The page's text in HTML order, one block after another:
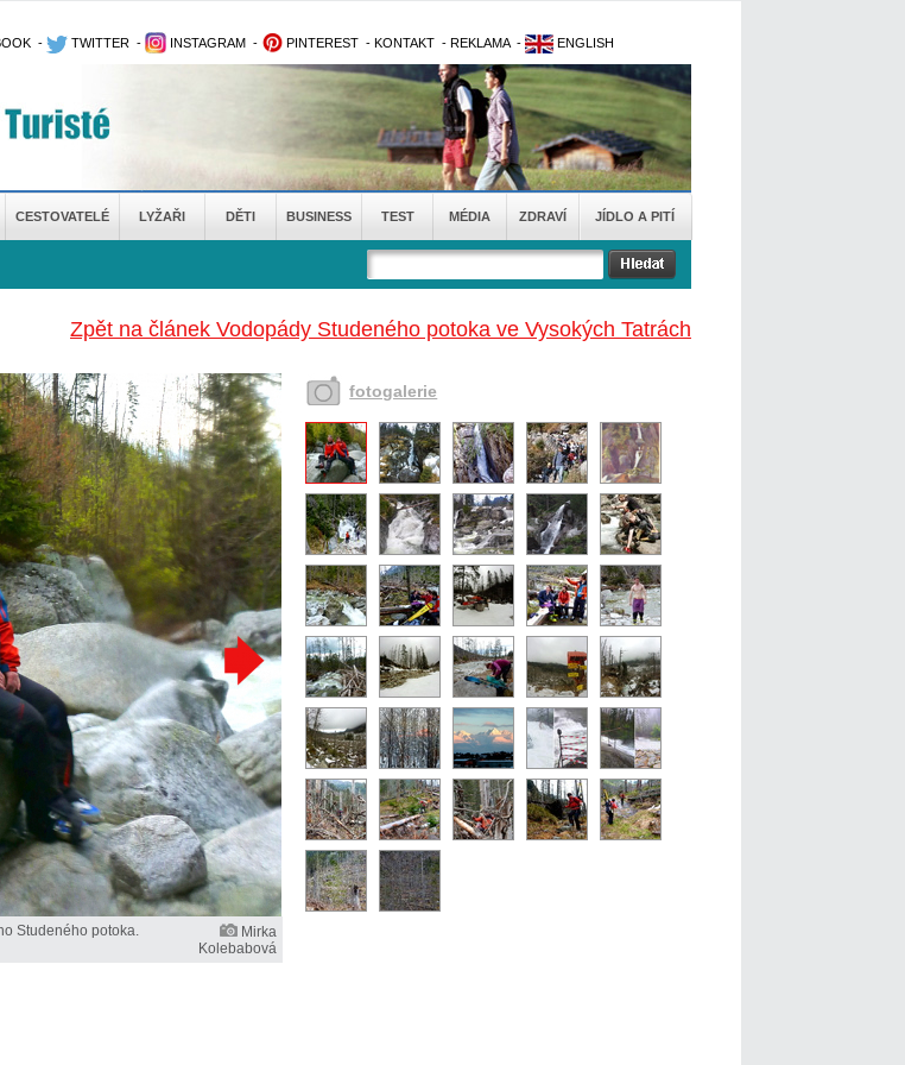
- TWITTER - INSTAGRAM - PINTEREST - KONTAKT - REKLAMA - ENGLISH
CESTOVATELÉ LYŽAŘI DĚTI BUSINESS TEST MÉDIA ZDRAVÍ JÍDLO A PITÍ
Zpět na článek Vodopády Studeného potoka ve Vysokých Tatrách
Studeného potoka.
Mirka
Kolebabová
fotogalerie